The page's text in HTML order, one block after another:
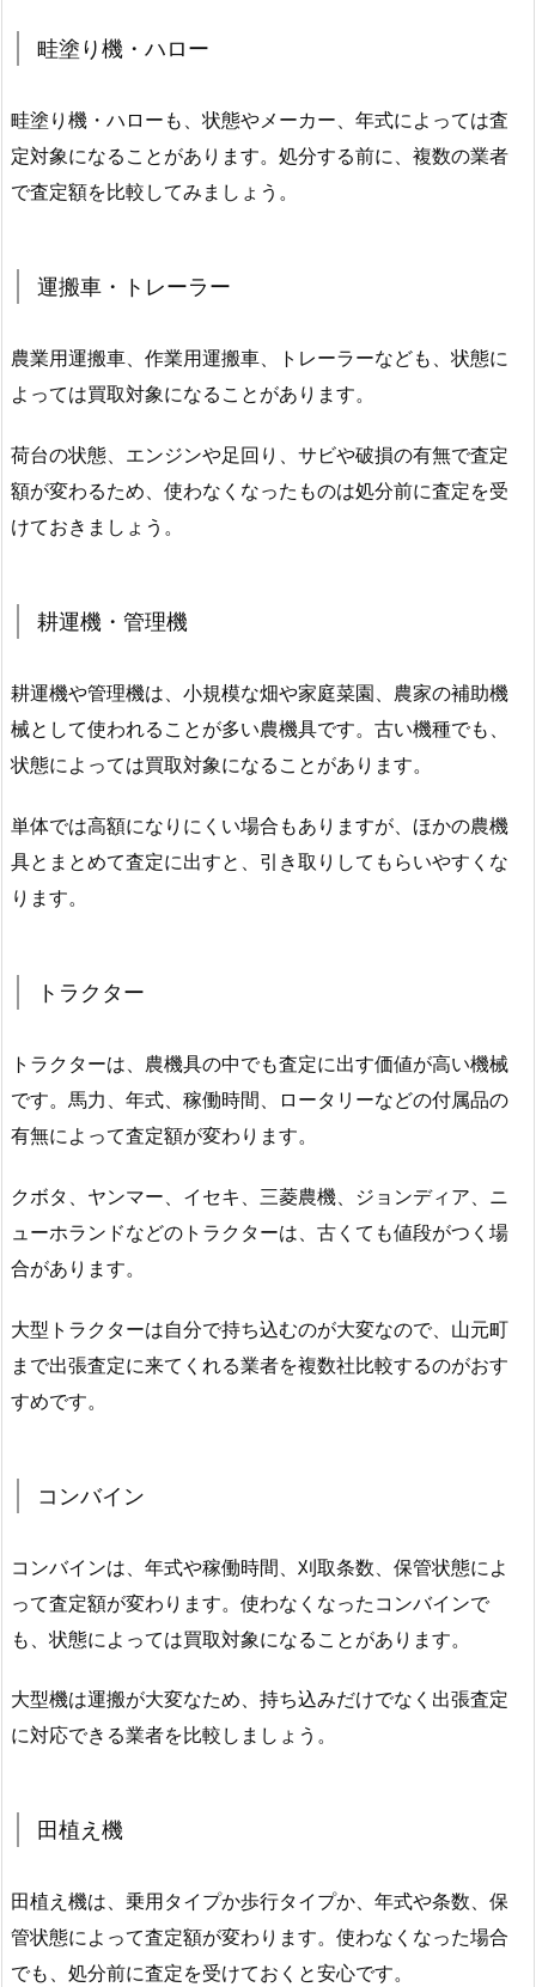
畦塗り機・ハロー
畦塗り機・ハローも、状態やメーカー、年式によっては査
定対象になることがあります。処分する前に、複数の業者
で査定額を比較してみましょう。
運搬車・トレーラー
農業用運搬車、作業用運搬車、トレーラーなども、状態に
よっては買取対象になることがあります。
荷台の状態、エンジンや足回り、サビや破損の有無で査定
額が変わるため、使わなくなったものは処分前に査定を受
けておきましょう。
耕運機・管理機
耕運機や管理機は、小規模な畑や家庭菜園、農家の補助機
械として使われることが多い農機具です。古い機種でも、
状態によっては買取対象になることがあります。
単体では高額になりにくい場合もありますが、ほかの農機
具とまとめて査定に出すと、引き取りしてもらいやすくな
ります。
トラクター
トラクターは、農機具の中でも査定に出す価値が高い機械
です。馬力、年式、稼働時間、ロータリーなどの付属品の
有無によって査定額が変わります。
クボタ、ヤンマー、イセキ、三菱農機、ジョンディア、ニ
ューホランドなどのトラクターは、古くても値段がつく場
合があります。
大型トラクターは自分で持ち込むのが大変なので、山元町
まで出張査定に来てくれる業者を複数社比較するのがおす
すめです。
コンバイン
コンバインは、年式や稼働時間、刈取条数、保管状態によ
って査定額が変わります。使わなくなったコンバインで
も、状態によっては買取対象になることがあります。
大型機は運搬が大変なため、持ち込みだけでなく出張査定
に対応できる業者を比較しましょう。
田植え機
田植え機は、乗用タイプか歩行タイプか、年式や条数、保
管状態によって査定額が変わります。使わなくなった場合
でも、処分前に査定を受けておくと安心です。